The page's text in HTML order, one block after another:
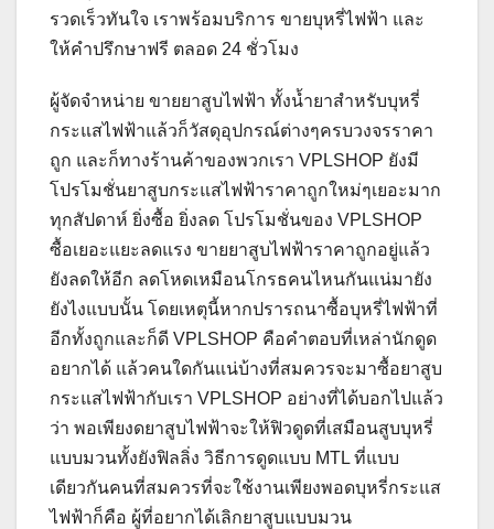
รวดเร็วทันใจ เราพร้อมบริการ ขายบุหรี่ไฟฟ้า และ
ให้คำปรึกษาฟรี ตลอด 24 ชั่วโมง
ผู้จัดจำหน่าย ขายยาสูบไฟฟ้า ทั้งน้ำยาสำหรับบุหรี่
กระแสไฟฟ้าแล้วก็วัสดุอุปกรณ์ต่างๆครบวงจรราคา
ถูก และก็ทางร้านค้าของพวกเรา VPLSHOP ยังมี
โปรโมชั่นยาสูบกระแสไฟฟ้าราคาถูกใหม่ๆเยอะมาก
ทุกสัปดาห์ ยิ่งซื้อ ยิ่งลด โปรโมชั่นของ VPLSHOP
ซื้อเยอะแยะลดแรง ขายยาสูบไฟฟ้าราคาถูกอยู่แล้ว
ยังลดให้อีก ลดโหดเหมือนโกรธคนไหนกันแน่มายัง
ยังไงแบบนั้น โดยเหตุนี้หากปรารถนาซื้อบุหรี่ไฟฟ้าที่
อีกทั้งถูกและก็ดี VPLSHOP คือคำตอบที่เหล่านักดูด
อยากได้ แล้วคนใดกันแน่บ้างที่สมควรจะมาซื้อยาสูบ
กระแสไฟฟ้ากับเรา VPLSHOP อย่างที่ได้บอกไปแล้ว
ว่า พอเพียงดยาสูบไฟฟ้าจะให้ฟิวดูดที่เสมือนสูบบุหรี่
แบบมวนทั้งยังฟิลลิ่ง วิธีการดูดแบบ MTL ที่แบบ
เดียวกันคนที่สมควรที่จะใช้งานเพียงพอดบุหรี่กระแส
ไฟฟ้าก็คือ ผู้ที่อยากได้เลิกยาสูบแบบมวน